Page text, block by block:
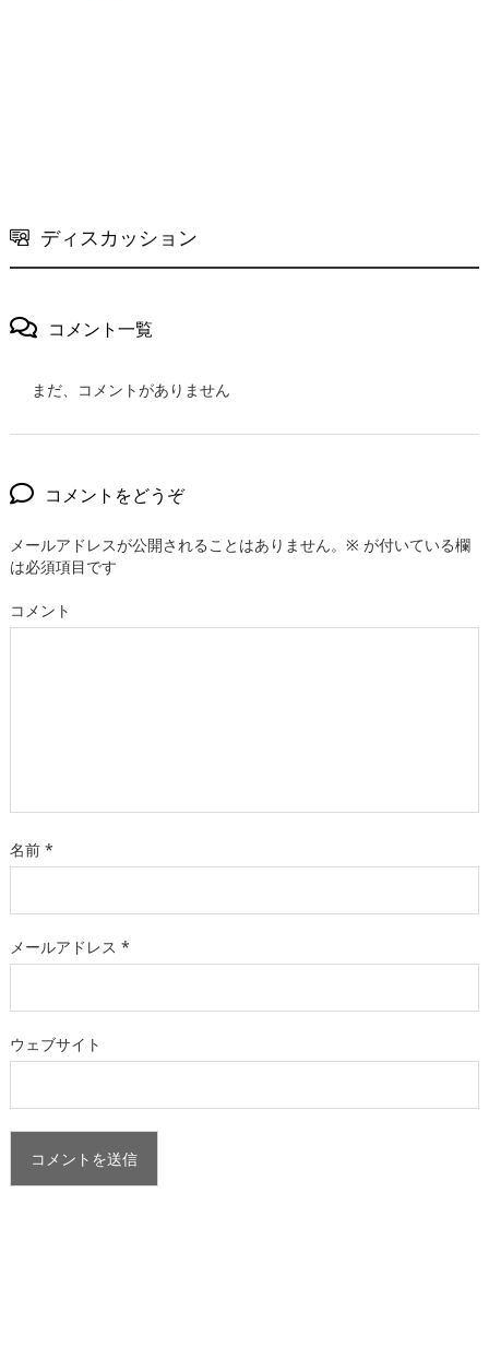
ディスカッション
コメント一覧
まだ、コメントがありません
コメントをどうぞ
メールアドレスが公開されることはありません。 ※ が付いている欄
は必須項目です
コメント
名前 *
メールアドレス *
ウェブサイト